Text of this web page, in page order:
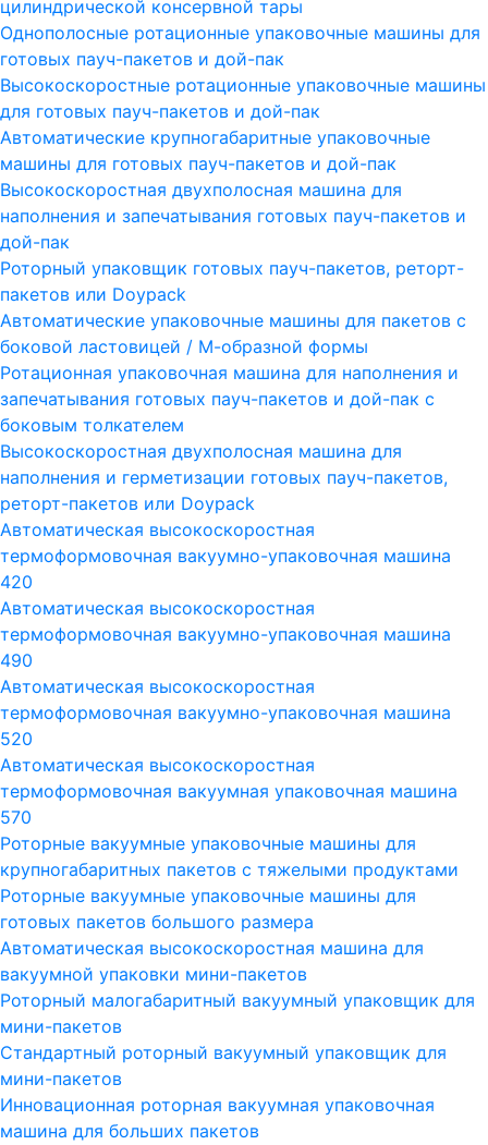
цилиндрической консервной тары
Однополосные ротационные упаковочные машины для
готовых пауч-пакетов и дой-пак
Высокоскоростные ротационные упаковочные машины
для готовых пауч-пакетов и дой-пак
Автоматические крупногабаритные упаковочные
машины для готовых пауч-пакетов и дой-пак
Высокоскоростная двухполосная машина для
наполнения и запечатывания готовых пауч-пакетов и
дой-пак
Роторный упаковщик готовых пауч-пакетов, реторт-
пакетов или Doypack
Автоматические упаковочные машины для пакетов с
боковой ластовицей / М-образной формы
Ротационная упаковочная машина для наполнения и
запечатывания готовых пауч-пакетов и дой-пак с
боковым толкателем
Высокоскоростная двухполосная машина для
наполнения и герметизации готовых пауч-пакетов,
реторт-пакетов или Doypack
Автоматическая высокоскоростная
термоформовочная вакуумно-упаковочная машина
420
Автоматическая высокоскоростная
термоформовочная вакуумно-упаковочная машина
490
Автоматическая высокоскоростная
термоформовочная вакуумно-упаковочная машина
520
Автоматическая высокоскоростная
термоформовочная вакуумная упаковочная машина
570
Роторные вакуумные упаковочные машины для
крупногабаритных пакетов с тяжелыми продуктами
Роторные вакуумные упаковочные машины для
готовых пакетов большого размера
Автоматическая высокоскоростная машина для
вакуумной упаковки мини-пакетов
Роторный малогабаритный вакуумный упаковщик для
мини-пакетов
Стандартный роторный вакуумный упаковщик для
мини-пакетов
Инновационная роторная вакуумная упаковочная
машина для больших пакетов